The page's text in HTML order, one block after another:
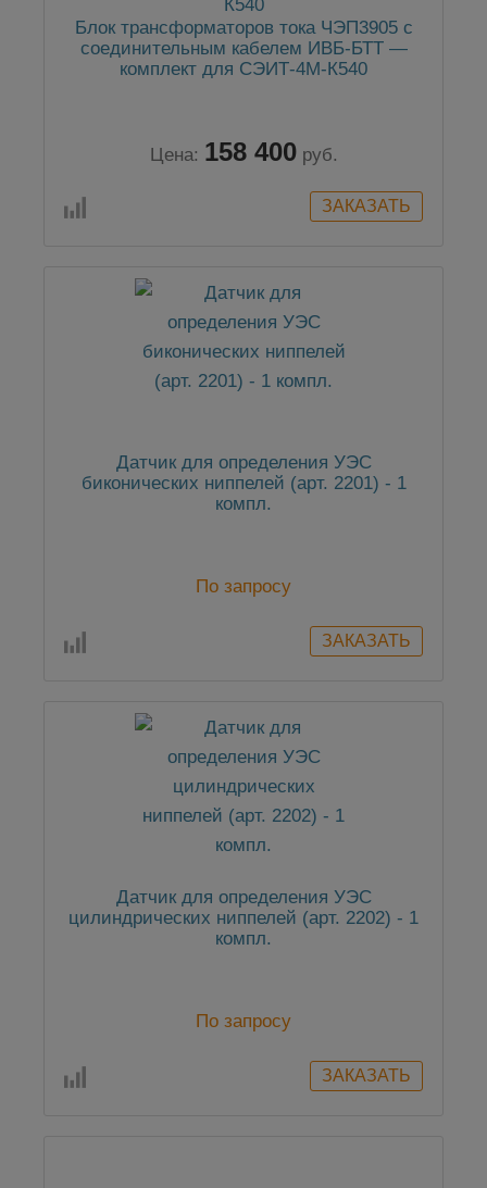
Блок трансформаторов тока ЧЭП3905 с
соединительным кабелем ИВБ-БТТ —
комплект для СЭИТ-4М-К540
Цена: 158 400 руб.
Датчик для определения УЭС
биконических ниппелей (арт. 2201) - 1
компл.
По запросу
Датчик для определения УЭС
цилиндрических ниппелей (арт. 2202) - 1
компл.
По запросу